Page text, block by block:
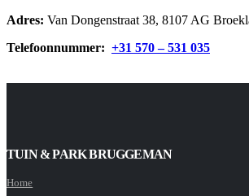
Adres: Van Dongenstraat 38, 8107 AG
Telefoonnummer: +31 570 – 531 035
TUIN & PARK BRUGGEMAN
Home